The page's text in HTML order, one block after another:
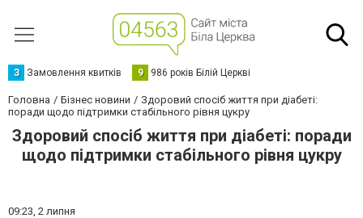
З Замовлення квитків 9 986 років Білій Церкві
Головна Бізнес новини
Здоровий спосіб життя при діабеті:
поради щодо підтримки стабільного рівня цукру
Здоровий спосіб життя при діабеті: поради
щодо підтримки стабільного рівня цукру
09:23, 2 липня